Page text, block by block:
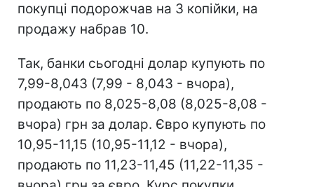
покупці подорожчав на 3 копійки, на
продажу набрав 10.
Так, банки сьогодні долар купують по
7,99-8,043 (7,99 - 8,043 - вчора),
продають по 8,025-8,08 (8,025-8,08 -
вчора) грн за долар. Євро купують по
10,95-11,15 (10,95-11,12 - вчора),
продають по 11,23-11,45 (11,22-11,35 -